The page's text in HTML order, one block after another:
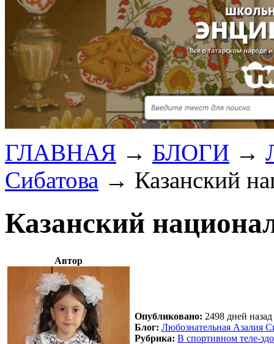
ГЛАВНАЯ → БЛОГИ →
Сибатова → Казанский
Казанский
Автор
Опубликовано: 2498 дней
Блог: Любознательная Азалия
Рубрика: В спортивном теле-